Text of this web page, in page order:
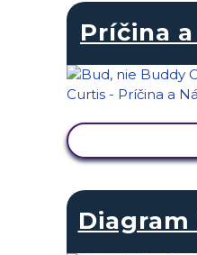
Príčina